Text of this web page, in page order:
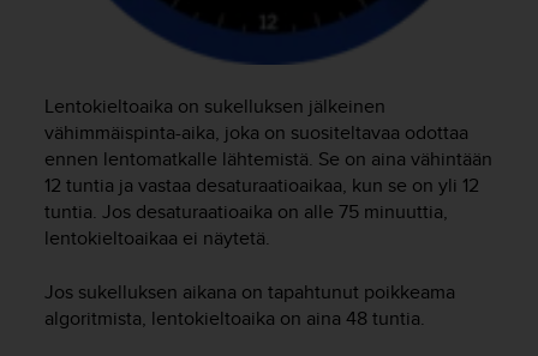
Lentokieltoaika on sukelluksen jälkeinen
vähimmäispinta-aika, joka on suositeltavaa odottaa
ennen lentomatkalle lähtemistä. Se on aina vähintään
12 tuntia ja vastaa desaturaatioaikaa, kun se on yli 12
tuntia. Jos desaturaatioaika on alle 75 minuuttia,
lentokieltoaikaa ei näytetä.
Jos sukelluksen aikana on tapahtunut poikkeama
algoritmista, lentokieltoaika on aina 48 tuntia.